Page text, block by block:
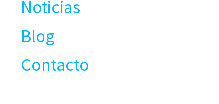
Noticias
Blog
Contacto